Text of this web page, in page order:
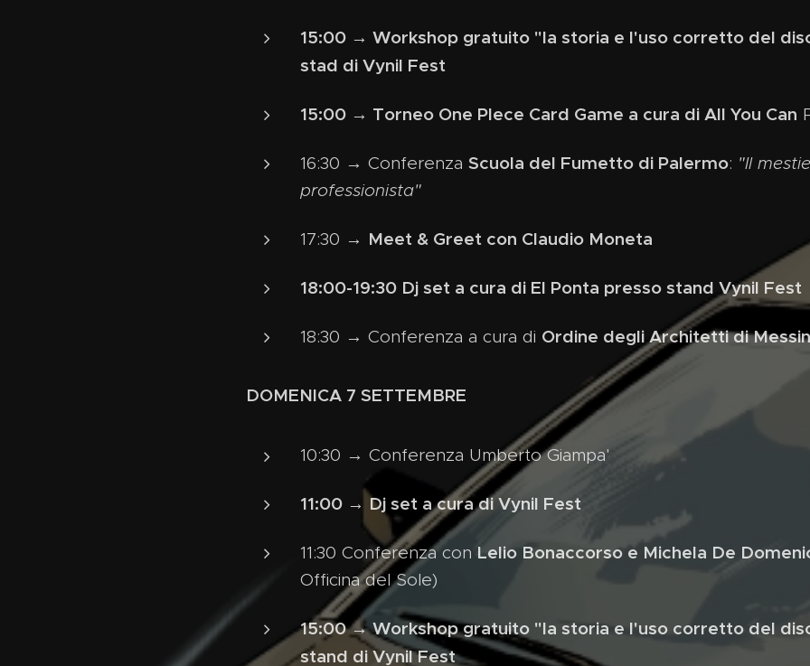
15:00 → Workshop gratuito "la storia e l'uso corretto del
stad di Vynil Fest
15:00 → Torneo One PIece Card Game a cura di All You Can
16:30 → Conferenza Scuola del Fumetto di Palermo: "Il
professionista"
17:30 → Meet & Greet con Claudio Moneta
18:00-19:30 Dj set a cura di El Ponta presso stand Vynil Fest
18:30 → Conferenza a cura di Ordine degli Architetti di
DOMENICA 7 SETTEMBRE
10:30 → Conferenza Umberto Giampa'
11:00 → Dj set a cura di Vynil Fest
11:30 Conferenza con Lelio Bonaccorso e Michela De
Officina del Sole)
15:00 → Workshop gratuito "la storia e l'uso corretto del
stand di Vynil Fest